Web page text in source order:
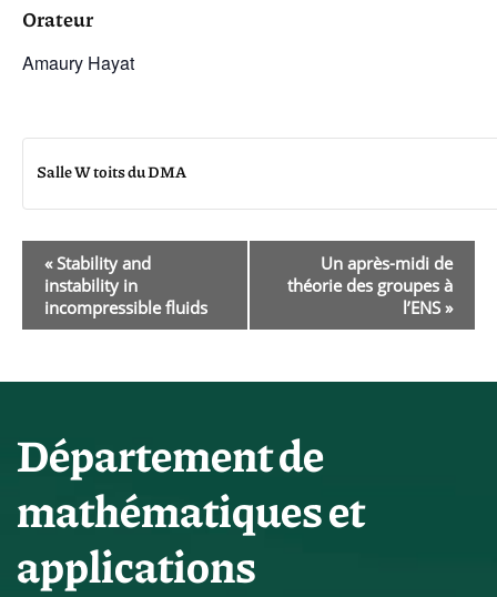
Orateur
Amaury Hayat
Salle W toits du DMA
Navigation
Évènement
«Stability and
instability in
incompressible fluids
Un après-midi de
théorie des groupes à
l’ENS »
Département de
mathématiques et
applications